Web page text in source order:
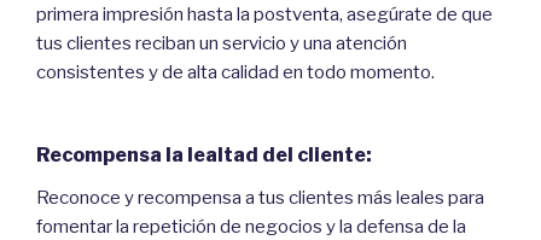
primera impresión hasta la postventa, asegúrate de que
tus clientes reciban un servicio y una atención
consistentes y de alta calidad en todo momento.
Recompensa la lealtad del cliente:
Reconoce y recompensa a tus clientes más leales para
fomentar la repetición de negocios y la defensa de la